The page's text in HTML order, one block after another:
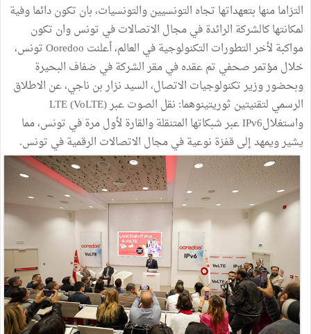
التزاما منها بتعهداتها تجاه التونسيين والتونسيات، بان تكون دائما وفية
لمكانتها كالشركة الرائدة في مجال الاتصالات في تونس وان تكون
مواكبة لأخر التطورات التكنولوجية في العالم، أعلنت Ooredoo تونس،
خلال مؤتمر صحفي تم عقده في مقر الشركة في ضفاف البحيرة
وبحضور وزير تكنولوجيات الاتصال، السيد نزار بن ناجي، عن الاطلاق
الرسمي لتقنيتين ثوريتينوهما: نقل الصوت عبر LTE (VoLTE)
واستغلالIPv6 عبر شبكاتها المتنقلة والقارة لأول مرة في تونس، مما
يشير ويمهد إلى قفزة نوعية في مجال الاتصالات الرقمية في تونس.